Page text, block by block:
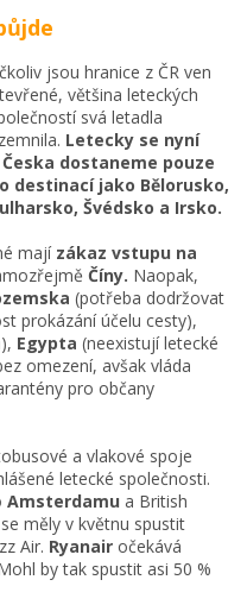
jsou hranice z ČR ven
většina leteckých
svá letadla
Letecky se nyní
Česka dostaneme pouze
destinací jako Bělorusko,
Švédsko a Irsko.
mají zákaz vstupu na
Číny. Naopak,
(potřeba dodržovat
prokázání účelu cesty),
Egypta (neexistují letecké
omezení, avšak vláda
pro občany
a vlakové spoje
letecké společnosti.
Amsterdamu a British
měly v květnu spustit
Air. Ryanair očekává
by tak spustit asi 50 %